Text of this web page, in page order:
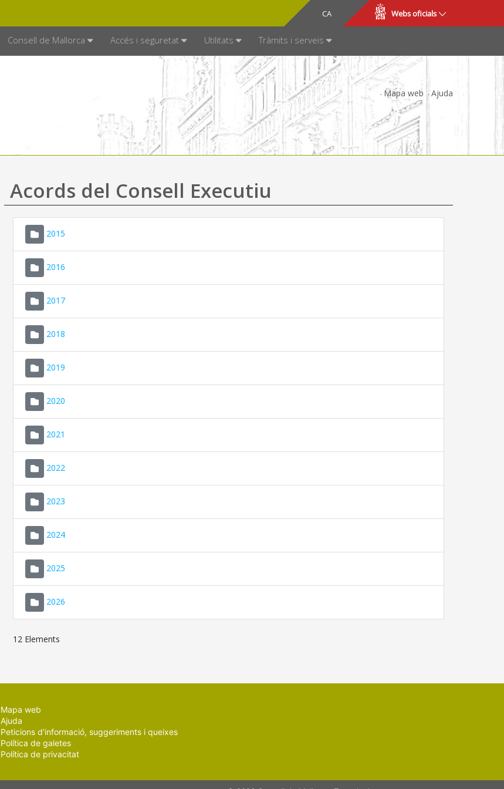
CA
ES Webs oficials
Consell de Mallorca Accés i seguretat Utilitats Tràmits i serveis
Mapa web Ajuda
Acords del Consell Executiu
2015
2016
2017
2018
2019
2020
2021
2022
2023
2024
2025
2026
12 Elements
Mapa web
Ajuda
Peticions d'informació, suggeriments i queixes
Política de galetes
Política de privacitat